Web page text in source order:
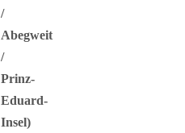
/
Abegweit
/
Prinz-
Eduard-
Insel)